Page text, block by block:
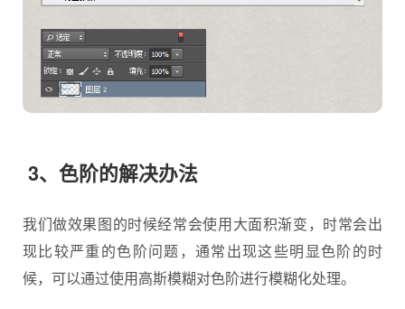
3、色阶的解决办法
我们做效果图的时候经常会使用大面积渐变，时常会出
现比较严重的色阶问题，通常出现这些明显色阶的时
候，可以通过使用高斯模糊对色阶进行模糊化处理。